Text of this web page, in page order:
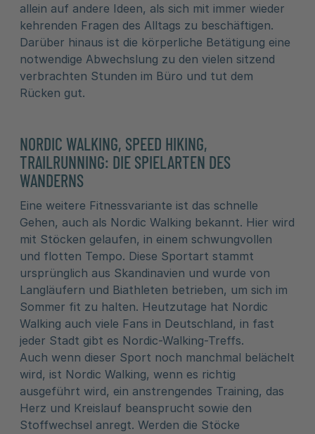
allein auf andere Ideen, als sich mit immer wieder
kehrenden Fragen des Alltags zu beschäftigen.
Darüber hinaus ist die körperliche Betätigung eine
notwendige Abwechslung zu den vielen sitzend
verbrachten Stunden im Büro und tut dem
Rücken gut.
NORDIC WALKING, SPEED HIKING,
TRAILRUNNING: DIE SPIELARTEN DES
WANDERNS
Eine weitere Fitnessvariante ist das schnelle
Gehen, auch als Nordic Walking bekannt. Hier wird
mit Stöcken gelaufen, in einem schwungvollen
und flotten Tempo. Diese Sportart stammt
ursprünglich aus Skandinavien und wurde von
Langläufern und Biathleten betrieben, um sich im
Sommer fit zu halten. Heutzutage hat Nordic
Walking auch viele Fans in Deutschland, in fast
jeder Stadt gibt es Nordic-Walking-Treffs.
Auch wenn dieser Sport noch manchmal belächelt
wird, ist Nordic Walking, wenn es richtig
ausgeführt wird, ein anstrengendes Training, das
Herz und Kreislauf beansprucht sowie den
Stoffwechsel anregt. Werden die Stöcke